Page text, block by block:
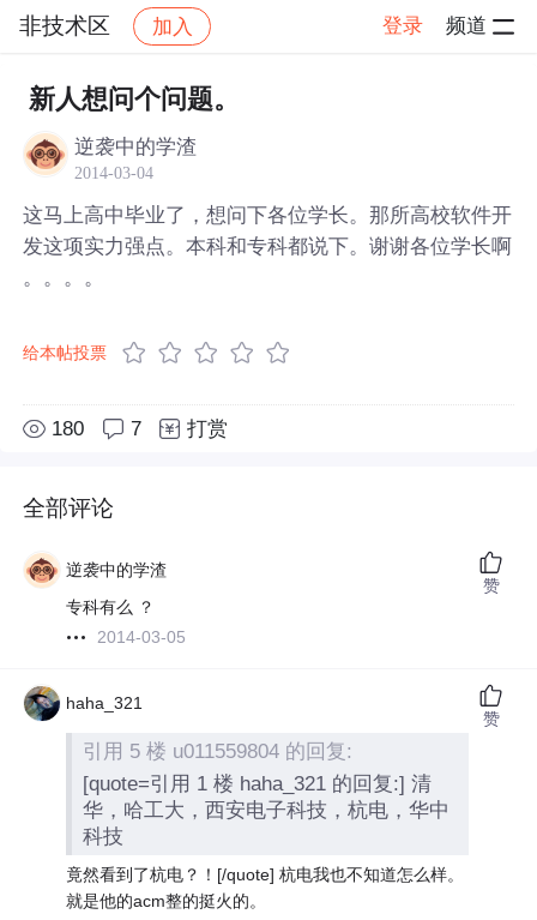
非技术区 加入 登录 频道
社区 非技术区
新人想问个问题。
逆袭中的学渣
2014-03-04
这马上高中毕业了，想问下各位学长。那所高校软件开
发这项实力强点。本科和专科都说下。谢谢各位学长啊
。。。。
给本帖投票
180 7 打赏
全部评论
逆袭中的学渣
专科有么 ？
2014-03-05
赞
haha_321
引用 5 楼 u011559804 的回复:
[quote=引用 1 楼 haha_321 的回复:] 清
华，哈工大，西安电子科技，杭电，华中
科技
竟然看到了杭电？！ [/quote] 杭电我也不知道怎么样。
就是他的acm整的挺火的。
赞